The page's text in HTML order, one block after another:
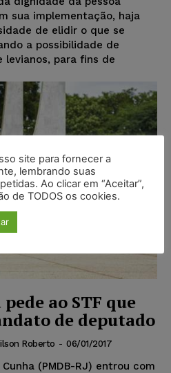
sua implementação, haja
de elidir o que se
a possibilidade de
para fins de
ao STF que
de deputado
Roberto - 06/01/2017
(PMDB-RJ) entrou com
site para fornecer a
lembrando suas
Ao clicar em “Aceitar”,
de TODOS os cookies.